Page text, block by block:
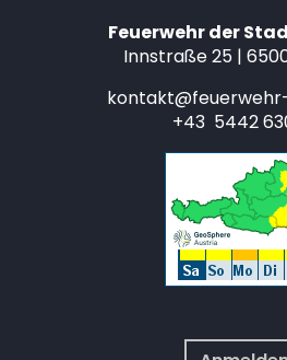
Feuerwehr der
Innstraße 25 |
+43 5442